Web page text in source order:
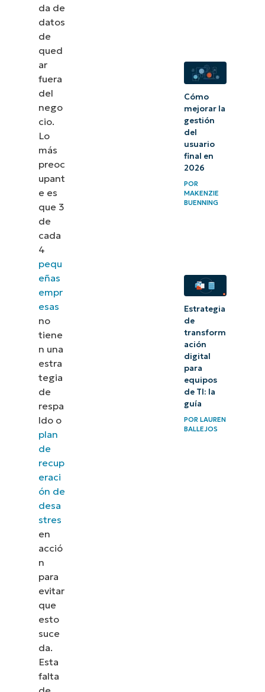
da de
datos
de
qued
ar
fuera
del
nego
cio.
Lo
más
preoc
upant
e es
que 3
de
cada
4
pequ
eñas
empr
esas
no
tiene
n una
estra
tegia
de
respa
ldo o
plan
de
recup
eraci
ón de
desa
stres
en
acció
n
para
evitar
que
esto
suce
da.
Esta
falta
Cómo
mejorar la
gestión
del
usuario
final en
2026
POR
MAKENZIE
BUENNING
Estrategia
de
transform
ación
digital
para
equipos
de TI: la
guía
PORLAUREN
BALLEJOS